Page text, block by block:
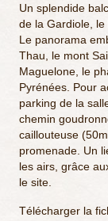
Un splendide
de la Gardiole,
Le panorama
Thau, le mont
Maguelone, le
Pyrénées. Pour
parking de la
chemin
caillouteuse
promenade. Un
les airs, grâce
le site.
Télécharger la